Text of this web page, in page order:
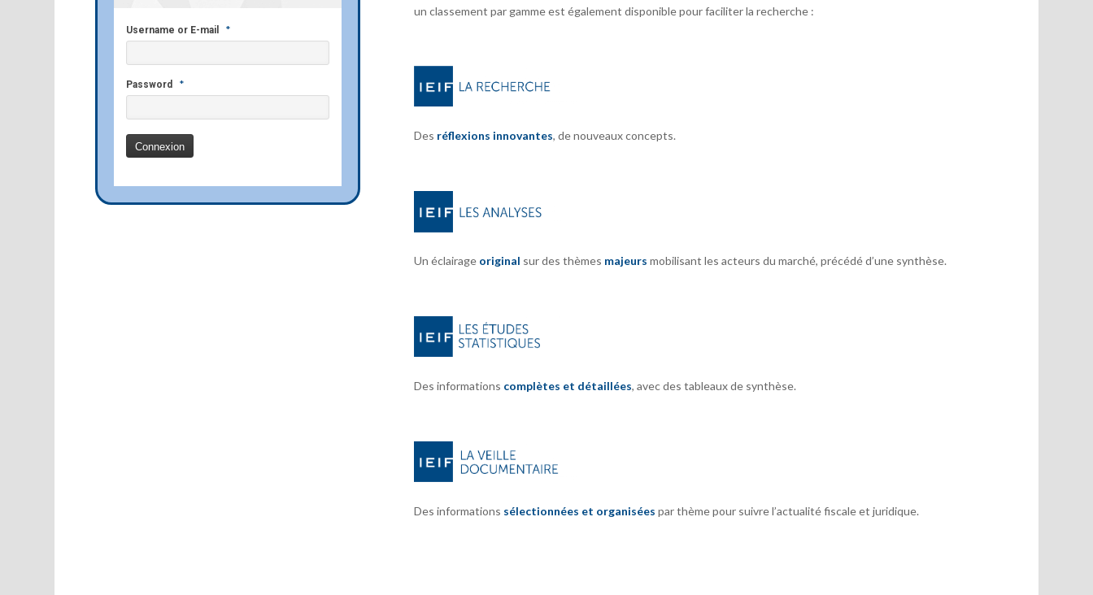
Username or E-mail *
Password *
un classement par gamme est également disponible pour faciliter la recherche :
Des réflexions innovantes, de nouveaux concepts.
Un éclairage original sur des thèmes majeurs mobilisant les acteurs du marché, précédé d’une synthèse.
Des informations complètes et détaillées, avec des tableaux de synthèse.
Des informations sélectionnées et organisées par thème pour suivre l’actualité fiscale et juridique.